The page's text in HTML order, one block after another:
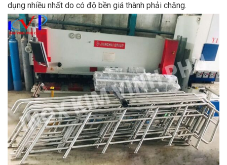
dụng nhiều nhất do có độ bền giá thành phải chăng.